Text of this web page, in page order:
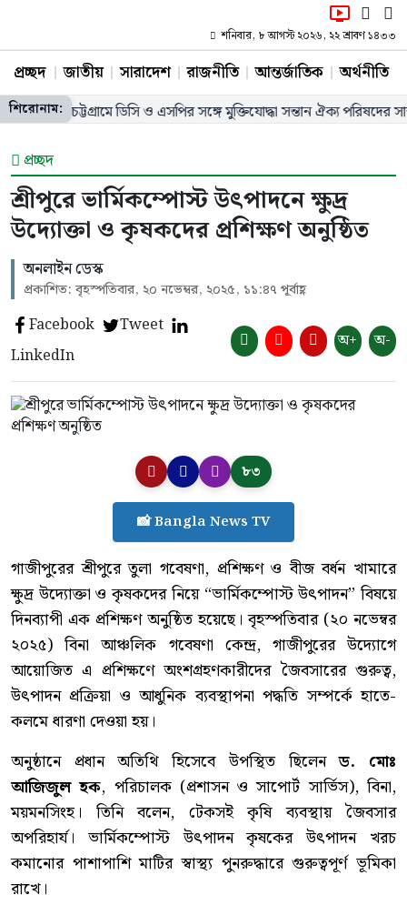
শনিবার, ৮ আগস্ট ২০২৬, ২২ শ্রাবণ ১৪৩৩
প্রচ্ছদ জাতীয় সারাদেশ রাজনীতি আন্তর্জাতিক অর্থনীতি
শিরোনাম:
চট্টগ্রামে ডিসি ও এসপির সঙ্গে মুক্তিযোদ্ধা সন্তান ঐক্য পরিষদের সাক্ষাৎ,
প্রচ্ছদ
শ্রীপুরে ভার্মিকম্পোস্ট উৎপাদনে ক্ষুদ্র
উদ্যোক্তা ও কৃষকদের প্রশিক্ষণ অনুষ্ঠিত
অনলাইন ডেস্ক
প্রকাশিত: বৃহস্পতিবার, ২০ নভেম্বর, ২০২৫, ১১:৪৭ পূর্বাহ্ণ
Facebook
Tweet
LinkedIn
অ+ অ-
৮৩
📸 Bangla News TV
গাজীপুরের শ্রীপুরে তুলা গবেষণা, প্রশিক্ষণ ও বীজ বর্ধন খামারে
ক্ষুদ্র উদ্যোক্তা ও কৃষকদের নিয়ে “ভার্মিকম্পোস্ট উৎপাদন” বিষয়ে
দিনব্যাপী এক প্রশিক্ষণ অনুষ্ঠিত হয়েছে। বৃহস্পতিবার (২০ নভেম্বর
২০২৫) বিনা আঞ্চলিক গবেষণা কেন্দ্র, গাজীপুরের উদ্যোগে
আয়োজিত এ প্রশিক্ষণে অংশগ্রহণকারীদের জৈবসারের গুরুত্ব,
উৎপাদন প্রক্রিয়া ও আধুনিক ব্যবস্থাপনা পদ্ধতি সম্পর্কে হাতে-
কলমে ধারণা দেওয়া হয়।
অনুষ্ঠানে প্রধান অতিথি হিসেবে উপস্থিত ছিলেনড. মোঃ
আজিজুল হক, পরিচালক (প্রশাসন ও সাপোর্ট সার্ভিস), বিনা,
ময়মনসিংহ। তিনি বলেন, টেকসই কৃষি ব্যবস্থায় জৈবসার
অপরিহার্য। ভার্মিকম্পোস্ট উৎপাদন কৃষকের উৎপাদন খরচ
কমানোর পাশাপাশি মাটির স্বাস্থ্য পুনরুদ্ধারে গুরুত্বপূর্ণ ভূমিকা
রাখে।